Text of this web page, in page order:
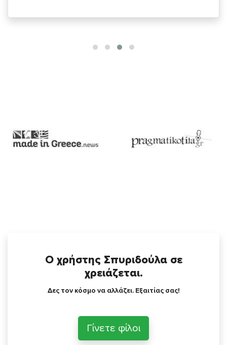
Ο χρήστης Σπυριδούλα σε
χρειάζεται.
Δες τον κόσμο να αλλάζει. Εξαιτίας σας!
Γίνετε φίλοι